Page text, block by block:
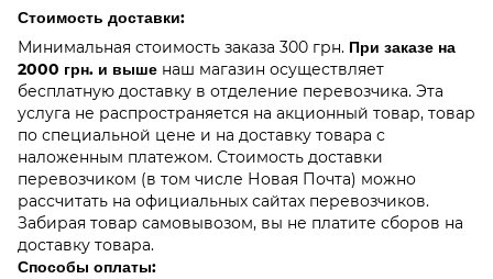
Стоимость доставки:
Минимальная стоимость заказа 300 грн. При заказе на
2000 грн. и выше наш магазин осуществляет
бесплатную доставку в отделение перевозчика. Эта
услуга не распространяется на акционный товар, товар
по специальной цене и на доставку товара с
наложенным платежом. Стоимость доставки
перевозчиком (в том числе Новая Почта) можно
рассчитать на официальных сайтах перевозчиков.
Забирая товар самовывозом, вы не платите сборов на
доставку товара.
Способы оплаты: